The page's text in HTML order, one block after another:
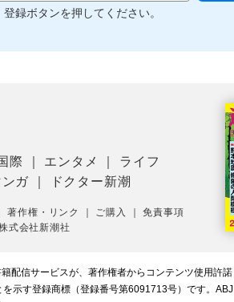
録ボタンを押してください。
際 エンタメ
ライフ
ガ ドクター新潮
著作権・リンク ご購入 ｜免責事項
式会社新潮社
配信サービスが、著作権者からコンテンツ使用許諾
示す登録商標（登録番号第6091713号）です。ABJ